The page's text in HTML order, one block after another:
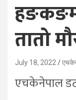
तातो
July 18, 2022
एचकेनेपाल